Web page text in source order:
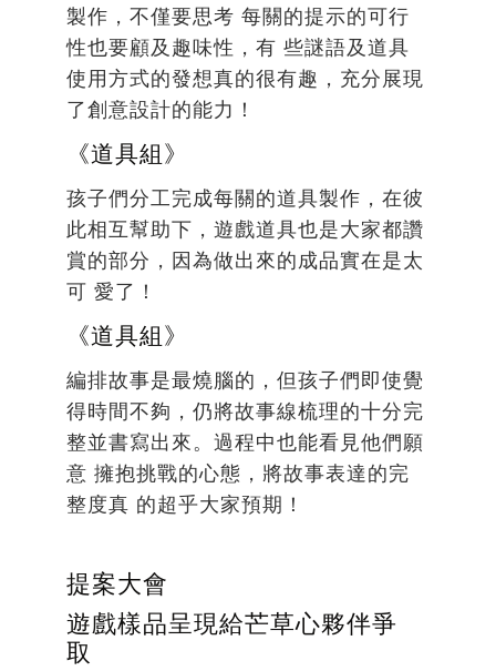
製作，不僅要思考 每關的提示的可行
性也要顧及趣味性，有 些謎語及道具
使用方式的發想真的很有趣，充分展現
了創意設計的能力！
《道具組》
孩子們分工完成每關的道具製作，在彼
此相互幫助下，遊戲道具也是大家都讚
賞的部分，因為做出來的成品實在是太
可 愛了！
《道具組》
編排故事是最燒腦的，但孩子們即使覺
得時間不夠，仍將故事線梳理的十分完
整並書寫出來。過程中也能看見他們願
意 擁抱挑戰的心態，將故事表達的完
整度真 的超乎大家預期！
提案大會
遊戲樣品呈現給芒草心夥伴爭
取